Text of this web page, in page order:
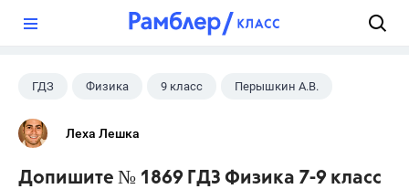
ГДЗ Физика 9 класс Перышкин А.В.
Леха Лешка
Допишите № 1869 ГДЗ Физика 7-9 класс